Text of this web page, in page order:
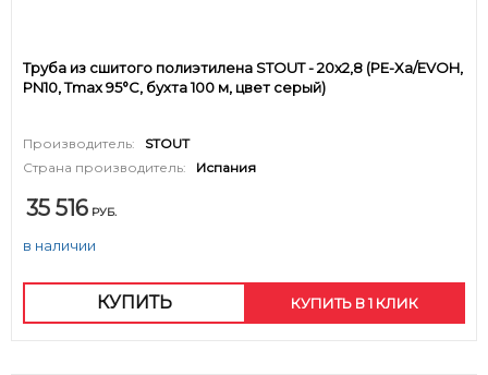
Труба из сшитого полиэтилена STOUT - 20x2,8 (PE-Xa/EVOH,
PN10, Tmax 95°C, бухта 100 м, цвет серый)
Производитель:
STOUT
Страна производитель:
Испания
35 516 РУБ.
в наличии
КУПИТЬ КУПИТЬ В 1 КЛИК